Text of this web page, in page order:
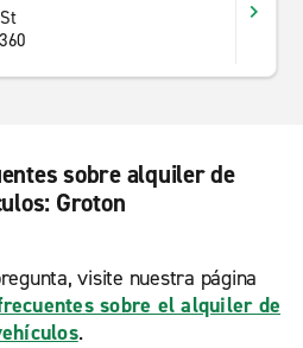
sobre alquiler de
Groton
visite nuestra página
sobre el alquiler de
.